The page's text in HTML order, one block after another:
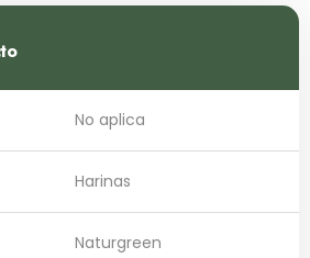
No aplica
Harinas
Naturgreen